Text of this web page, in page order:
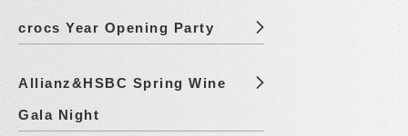
crocs Year Opening Party
Allianz&HSBC Spring Wine
Gala Night